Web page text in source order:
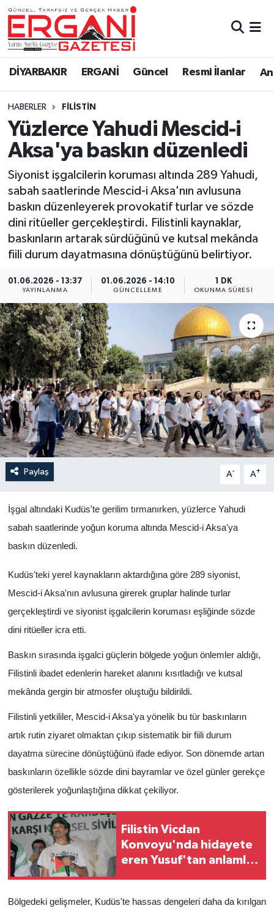
DİYARBAKIR ERGANİ Güncel Resmi İlanlar
HABERLER FILISTIN
Yüzlerce Yahudi Mescid-i
Aksa'ya baskın düzenledi
Siyonist işgalcilerin koruması altında 289 Yahudi,
sabah saatlerinde Mescid-i Aksa'nın avlusuna
baskın düzenleyerek provokatif turlar ve sözde
dini ritüeller gerçekleştirdi. Filistinli kaynaklar,
baskınların artarak sürdüğünü ve kutsal mekânda
fiili durum dayatmasına dönüştüğünü belirtiyor.
01.06.2026 - 13:37
YAYINLANMA
01.06.2026 - 14:10
GÜNCELLEME
1 DK
OKUNMA SÜRESI
Paylaş A- A+
İşgal altındaki Kudüs'te gerilim tırmanırken, yüzlerce Yahudi
sabah saatlerinde yoğun koruma altında Mescid-i Aksa'ya
baskın düzenledi.
Kudüs'teki yerel kaynakların aktardığına göre 289 siyonist,
Mescid-i Aksa'nın avlusuna girerek gruplar halinde turlar
gerçekleştirdi ve siyonist işgalcilerin koruması eşliğinde sözde
dini ritüeller icra etti.
Baskın sırasında işgalci güçlerin bölgede yoğun önlemler aldığı,
Filistinli ibadet edenlerin hareket alanını kısıtladığı ve kutsal
mekânda gergin bir atmosfer oluştuğu bildirildi.
Filistinli yetkililer, Mescid-i Aksa'ya yönelik bu tür baskınların
artık rutin ziyaret olmaktan çıkıp sistematik bir fiili durum
dayatma sürecine dönüştüğünü ifade ediyor. Son dönemde artan
baskınların özellikle sözde dini bayramlar ve özel günler gerekçe
gösterilerek yoğunlaştığına dikkat çekiliyor.
Filistin Vicdan
Konvoyu'nda hidayete
eren Yusuf'tan anlamlı
Bölgedeki gelişmeler, Kudüs'te hassas dengeleri daha da kırılgan
DİYARBAKIR
BİSMİL
BAĞLAR
ERGANİ
Güncel
Eği̇ti̇m
Resmi İlanlar
Sağlık
Si̇yaset
Anali̇z
Bi̇li̇m & Teknoloji̇
Dünya
Eği̇ti̇m
Ergani Nöbetçi Eczaneler
Ergani Hava Durumu
Ergani Trafik Yoğunluk Haritası
Süper Lig Puan Durumu ve Fikstür
Tüm Manşetler
Son Dakika Haberleri
Haber Arşivi